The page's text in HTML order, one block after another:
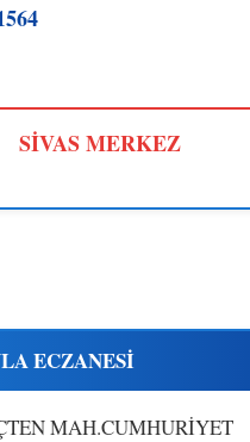
SİVAS MERKEZ
ECZANESİ
MAH.CUMHURİYET